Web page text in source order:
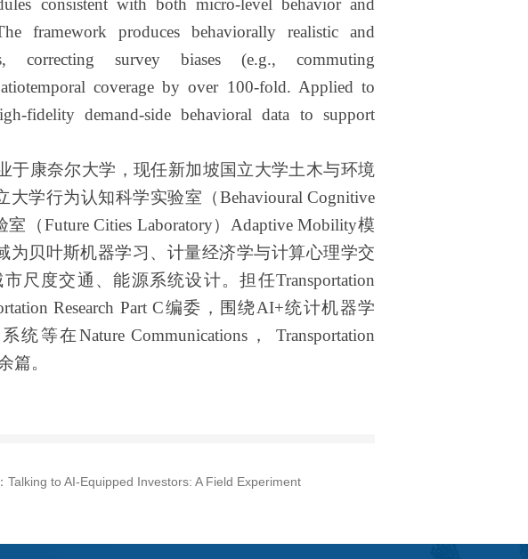
framework produces behaviorally realistic and
correcting survey biases (e.g., commuting
coverage by over 100-fold. Applied to
fidelity demand-side behavioral data to support
于康奈尔大学，现任新加坡国立大学土木与环境
大学行为认知科学实验室（Behavioural Cognitive
室（Future Cities Laboratory） Adaptive Mobility模
为贝叶斯机器学习、计量经济学与计算心理学交
尺度交通、能源系统设计。担任Transportation
Research Part C编委，围绕AI+统计机器学
统等在Nature Communications ，
Transportation
篇。
to AI-Equipped Investors: A Field Experiment